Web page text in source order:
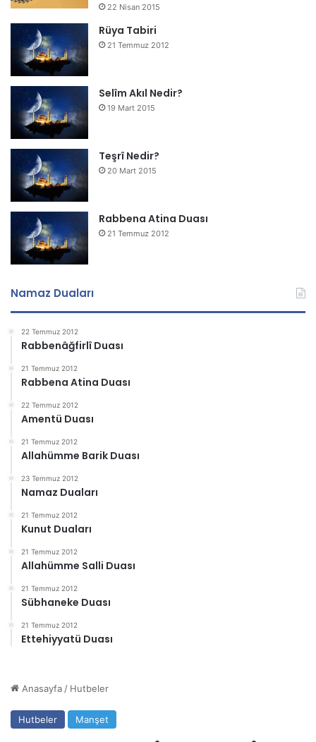
22 Nisan 2015
Rüya Tabiri
21 Temmuz 2012
Selîm Akıl Nedir?
19 Mart 2015
Teşrî Nedir?
20 Mart 2015
Rabbena Atina Duası
21 Temmuz 2012
Namaz Duaları
22 Temmuz 2012
Rabbenâğfirlî Duası
21 Temmuz 2012
Rabbena Atina Duası
22 Temmuz 2012
Amentü Duası
21 Temmuz 2012
Allahümme Barik Duası
23 Temmuz 2012
Namaz Duaları
21 Temmuz 2012
Kunut Duaları
21 Temmuz 2012
Allahümme Salli Duası
21 Temmuz 2012
Sübhaneke Duası
21 Temmuz 2012
Ettehiyyatü Duası